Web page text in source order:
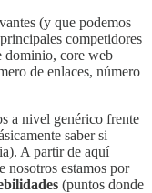
(y que podemos
competidores
dominio, core web
de enlaces, número
a nivel genérico frente
saber si
A partir de aquí
nosotros estamos por
(puntos donde